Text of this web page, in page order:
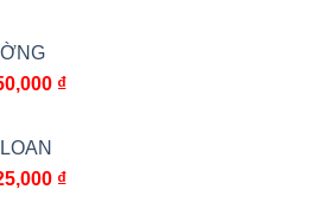
₫.
₫Giá
50,000 ₫.
₫Giá